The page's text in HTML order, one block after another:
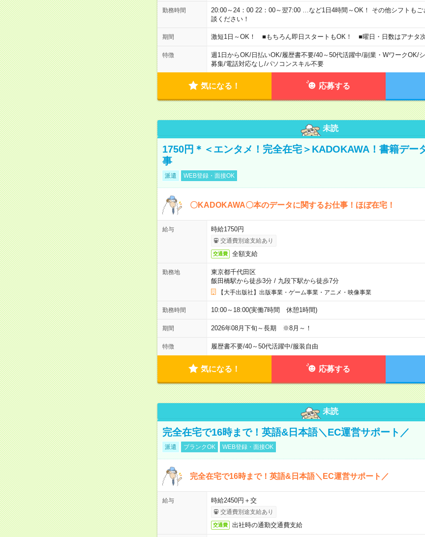
勤務時間
20:00～24：00 22：00～翌7:00 …など1日4時間～OK！ その他シフトも
談ください！
期間 激短1日～OK！ ■もちろん即日スタートもOK！ ■曜日・日数はアナタ次
特徴 週1日からOK/日払いOK/履歴書不要/40～50代活躍中/副業・WワークOK/
募集/電話対応なし/パソコンスキル不要
気になる！ 応募する
未読
1750円＊＜エンタメ！完全在宅＞KADOKAWA！書籍デー
事
派遣 WEB登録・面接OK
〇KADOKAWA〇本のデータに関するお仕事！ほぼ在宅！
給与 時給1750円
交通費別途支給あり
交通費 全額支給
勤務地
東京都千代田区
飯田橋駅から徒歩3分/ 九段下駅から徒歩7分
【大手出版社】出版事業・ゲーム事業・アニメ・映像事業
勤務時間 10:00～18:00(実働7時間 休憩1時間)
期間 2026年08月下旬～長期 ※8月～！
特徴 履歴書不要/40～50代活躍中/服装自由
気になる！ 応募する
未読
完全在宅で16時まで！英語&日本語＼EC運営サポート／
派遣 ブランクOK WEB登録・面接OK
完全在宅で16時まで！英語&日本語＼EC運営サポート／
給与 時給2450円＋交
交通費別途支給あり
交通費 出社時の通勤交通費支給